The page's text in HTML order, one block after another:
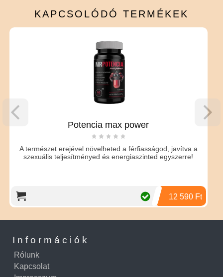
KAPCSOLÓDÓ TERMÉKEK
Potencia max power
erejével növelheted a férfiasságod, javítva a
teljesítményed és energiaszinted egyszerre!
12 590 Ft
Magas
Információk
Rólunk
Kapcsolat